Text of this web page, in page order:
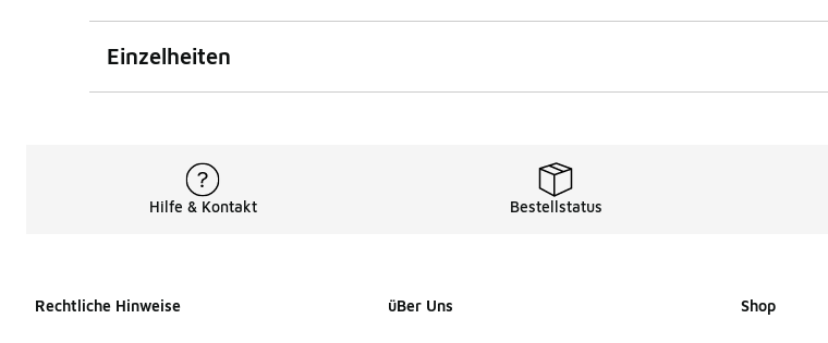
Einzelheiten
Hilfe & Kontakt Bestellstatus
Rechtliche Hinweise üBer Uns Shop